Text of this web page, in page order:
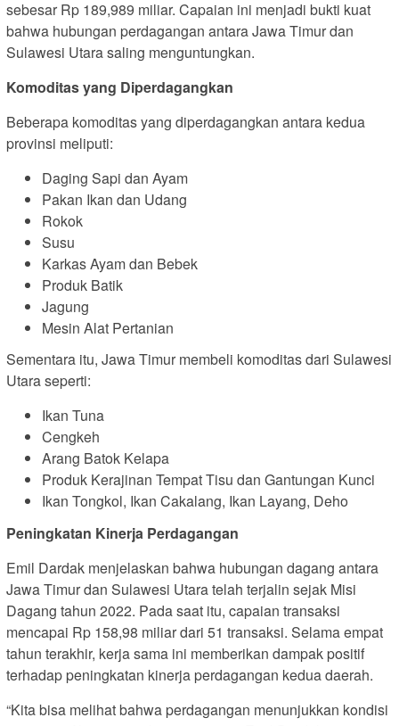
sebesar Rp 189,989 miliar. Capaian ini menjadi bukti kuat
bahwa hubungan perdagangan antara Jawa Timur dan
Sulawesi Utara saling menguntungkan.
Komoditas yang Diperdagangkan
Beberapa komoditas yang diperdagangkan antara kedua
provinsi meliputi:
Daging Sapi dan Ayam
Pakan Ikan dan Udang
Rokok
Susu
Karkas Ayam dan Bebek
Produk Batik
Jagung
Mesin Alat Pertanian
Sementara itu, Jawa Timur membeli komoditas dari Sulawesi
Utara seperti:
Ikan Tuna
Cengkeh
Arang Batok Kelapa
Produk Kerajinan Tempat Tisu dan Gantungan Kunci
Ikan Tongkol, Ikan Cakalang, Ikan Layang, Deho
Peningkatan Kinerja Perdagangan
Emil Dardak menjelaskan bahwa hubungan dagang antara
Jawa Timur dan Sulawesi Utara telah terjalin sejak Misi
Dagang tahun 2022. Pada saat itu, capaian transaksi
mencapai Rp 158,98 miliar dari 51 transaksi. Selama empat
tahun terakhir, kerja sama ini memberikan dampak positif
terhadap peningkatan kinerja perdagangan kedua daerah.
“Kita bisa melihat bahwa perdagangan menunjukkan kondisi